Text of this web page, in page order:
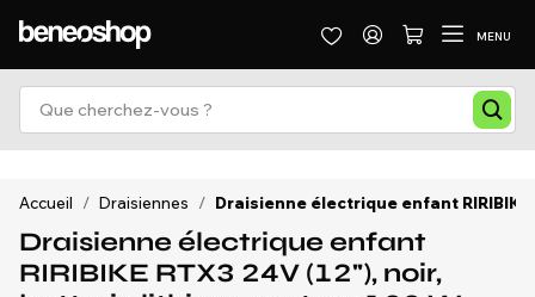
MENU
Accueil / Draisiennes / Draisienne électrique enfant
Draisienne électrique enfant
RIRIBIKE RTX3 24V (12"), noir,